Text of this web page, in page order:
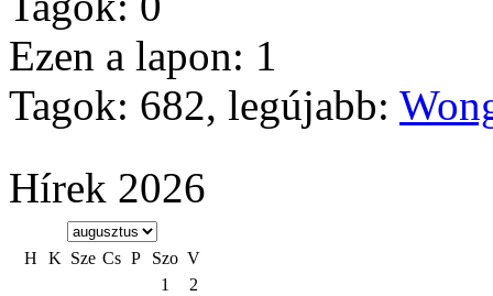
Ezen a lapon: 1
Tagok: 682, legújabb:
Hírek 2026
H K Sze Cs P Szo V
1
2